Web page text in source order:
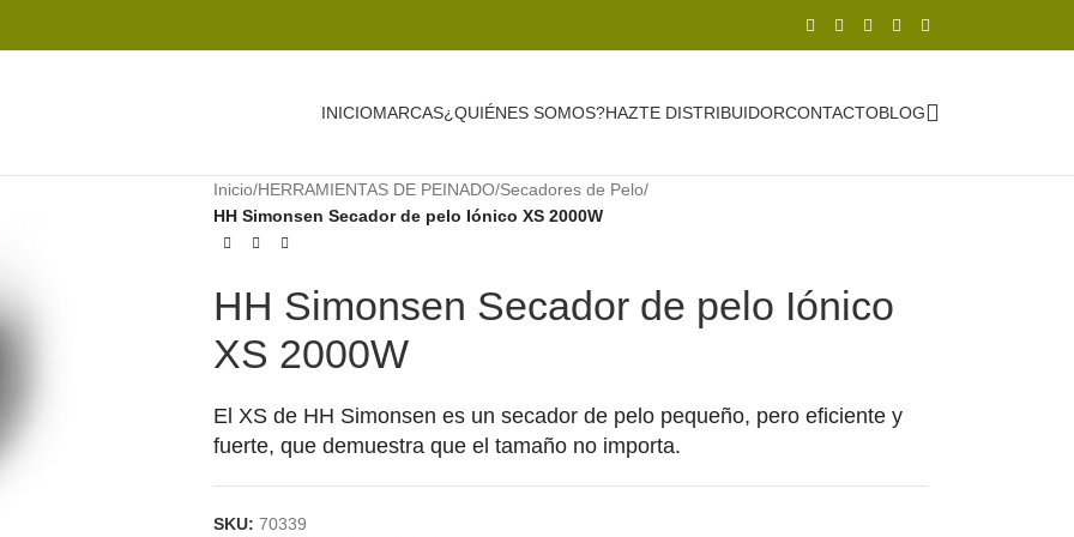
INICIOMARCAS¿QUIÉNES SOMOS?HAZTE DISTRIBUIDORCONTACTOBLOG
Inicio/HERRAMIENTAS DE PEINADO/Secadores de Pelo/
HH Simonsen Secador de pelo Iónico XS 2000W
HH Simonsen Secador de pelo Iónico
XS 2000W
El XS de HH Simonsen es un secador de pelo pequeño, pero eficiente y
fuerte, que demuestra que el tamaño no importa.
SKU: 70339